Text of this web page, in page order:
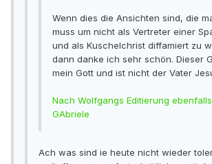
Wenn dies die Ansichten sind, die
muss um nicht als Vertreter einer
und als Kuschelchrist diffamiert zu
dann danke ich sehr schön. Dieser
mein Gott und ist nicht der Vater
Nach Wolfgangs Editierung
GAbriele
Ach was sind ie heute nicht wieder